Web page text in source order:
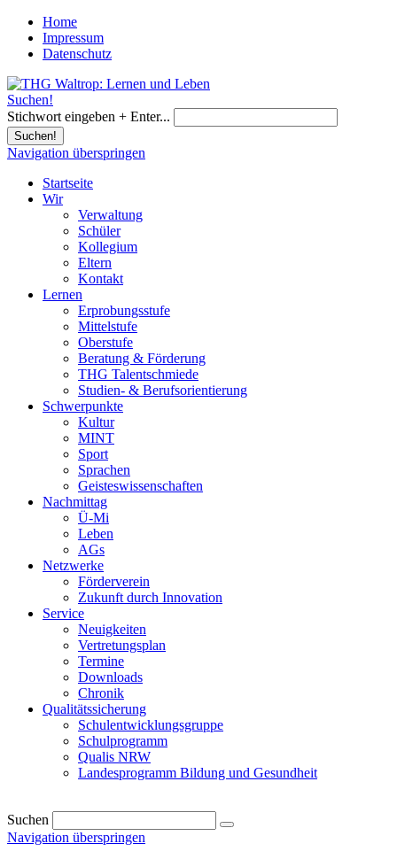
Home
Impressum
Datenschutz
Suchen!
Stichwort eingeben + Enter...
Suchen!
Navigation überspringen
Startseite
Wir
Verwaltung
Schüler
Kollegium
Eltern
Kontakt
Lernen
Erprobungsstufe
Mittelstufe
Oberstufe
Beratung & Förderung
THG Talentschmiede
Studien- & Berufsorientierung
Schwerpunkte
Kultur
MINT
Sport
Sprachen
Geisteswissenschaften
Nachmittag
Ü-Mi
Leben
AGs
Netzwerke
Förderverein
Zukunft durch Innovation
Service
Neuigkeiten
Vertretungsplan
Termine
Downloads
Chronik
Qualitätssicherung
Schulentwicklungsgruppe
Schulprogramm
Qualis NRW
Landesprogramm Bildung und Gesundheit
Suchen
Navigation überspringen